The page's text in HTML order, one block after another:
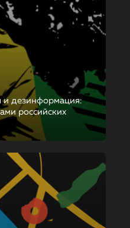
и дезинформация:
российских